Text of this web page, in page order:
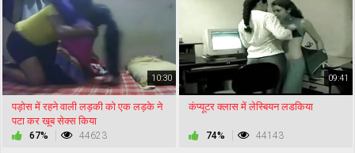
10:30
पड़ोस में रहने वाली लड़की को एक लड़के ने
पटा कर खूब सेक्स किया
67% 44623
09:41
कंप्यूटर क्लास में लेस्बियन लडकिया
74% 44143